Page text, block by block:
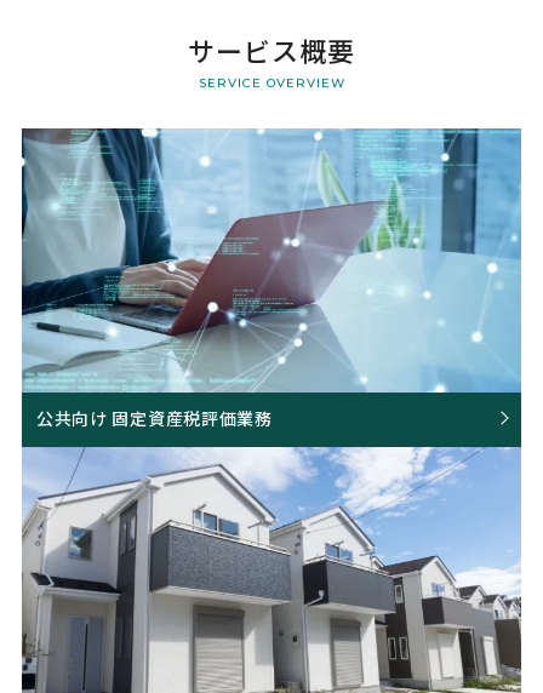
サービス概要
SERVICE OVERVIEW
公共向け 固定資産税評価業務